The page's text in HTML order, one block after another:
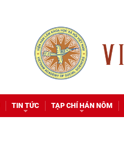
TIN TỨC TẠP CHÍ HÁN NÔM